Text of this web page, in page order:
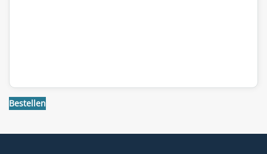
Bestellen